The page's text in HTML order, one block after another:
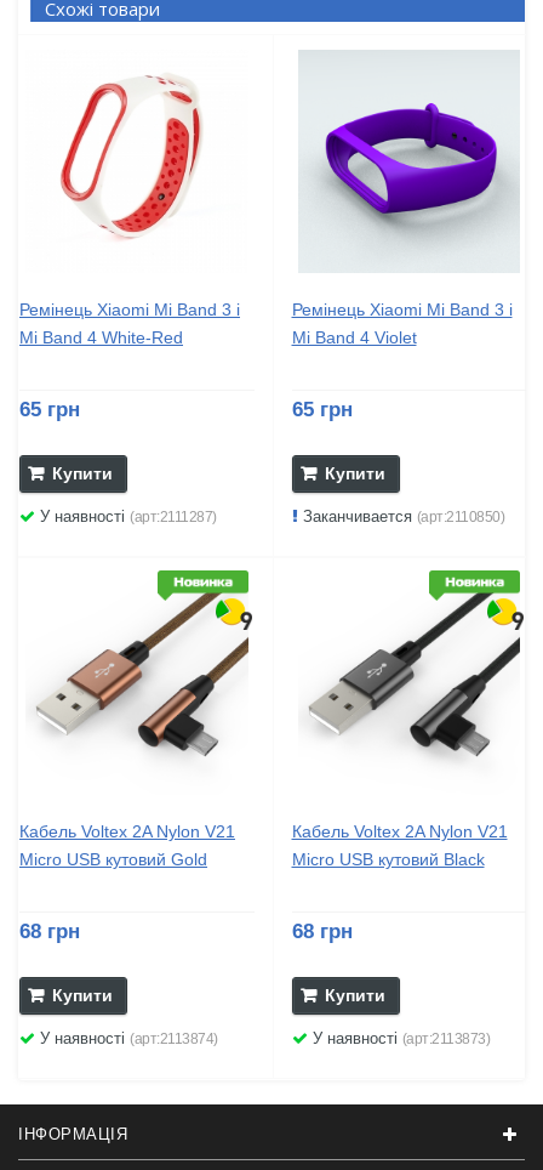
Схожі товари
Ремінець Xiaomi Mi Band 3 і
Mi Band 4 White-Red
65 грн
Купити
У наявності (арт:2111287)
Ремінець Xiaomi Mi Band 3 і
Mi Band 4 Violet
65 грн
Купити
Заканчивается (арт:2110850)
Кабель Voltex 2A Nylon V21
Micro USB кутовий Gold
68 грн
Купити
У наявності (арт:2113874)
Кабель Voltex 2A Nylon V21
Micro USB кутовий Black
68 грн
Купити
У наявності (арт:2113873)
ІНФОРМАЦІЯ